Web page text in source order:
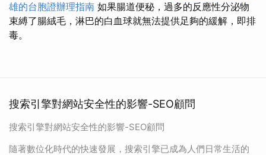
雄的台胞證辦理指南 如果腸道便秘，過多的反應性分泌物
束縛了腸絨毛，淋巴的白血球就無法提供足夠的緩解，即排
毒。
搜索引擎對網站安全性的影響-SEO顧問
搜索引擎對網站安全性的影響-SEO顧問
隨著數位化時代的快速發展，搜索引擎已成為人們日常生活的